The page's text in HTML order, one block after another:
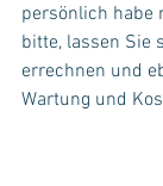
persönlich habe
bitte, lassen Sie
errechnen und
Wartung und